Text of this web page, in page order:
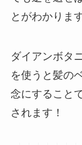
とがわかりま
ダイアンボタ
を使うと髪の
念にすること
されます！